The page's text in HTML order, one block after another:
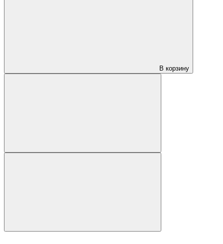
В корзину